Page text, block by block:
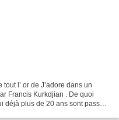
tout l’ or de J’adore dans un
Francis Kurkdjian . De quoi
plus de 20 ans sont passés!